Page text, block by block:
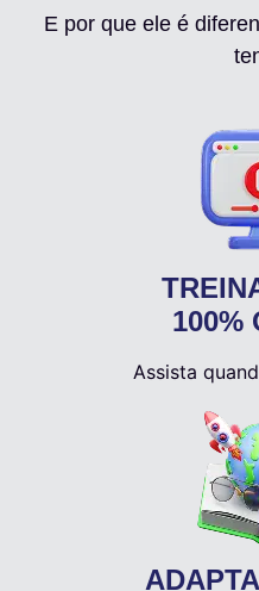
E por que ele é
100%
Assista